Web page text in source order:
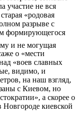
участие не вся
«родовая
разрыве с
формирующегося
и не могущая
о «мести
«воев славных
видимо, и
на наш взгляд,
с Киевом, но
а скорее о
киевской